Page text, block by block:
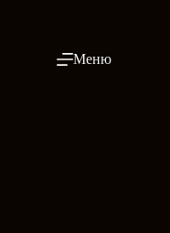
Меню